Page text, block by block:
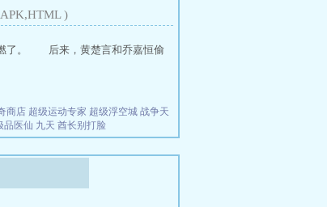
)
了。 后来，黄楚言和乔嘉恒偷
商店 超级运动专家 超级浮空城 战争天
品医仙 九天 酋长别打脸